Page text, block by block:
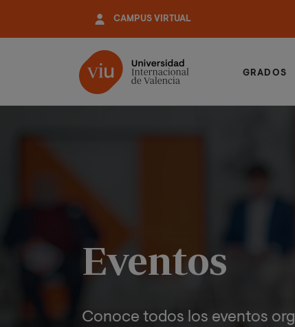
contenido
CAMPUS VIRTUAL
GRADOS
Eventos
Conoce todos los eventos